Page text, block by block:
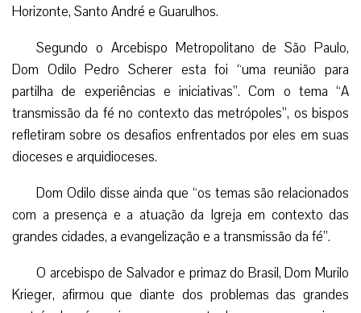
Horizonte, Santo André e Guarulhos.
Segundo o Arcebispo Metropolitano de São Paulo,
Dom Odilo Pedro Scherer esta foi “uma reunião para
partilha de experiências e iniciativas”. Com o tema “A
transmissão da fé no contexto das metrópoles”, os bispos
refletiram sobre os desafios enfrentados por eles em suas
dioceses e arquidioceses.
Dom Odilo disse ainda que “os temas são relacionados
com a presença e a atuação da Igreja em contexto das
grandes cidades, a evangelização e a transmissão da fé”.
O arcebispo de Salvador e primaz do Brasil, Dom Murilo
Krieger, afirmou que diante dos problemas das grandes